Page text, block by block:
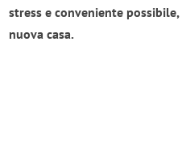
stress e conveniente
nuova casa.